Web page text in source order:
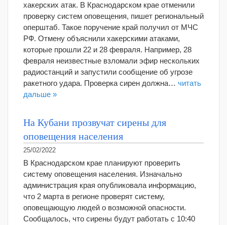
хакерских атак. В Краснодарском крае отменили
проверку систем оповещения, пишет региональный
оперштаб. Такое поручение край получил от МЧС
РФ. Отмену объяснили хакерскими атаками,
которые прошли 22 и 28 февраля. Например, 28
февраля неизвестные взломали эфир нескольких
радиостанций и запустили сообщение об угрозе
ракетного удара. Проверка сирен должна… читать
дальше »
На Кубани прозвучат сирены для
оповещения населения
25/02/2022
В Краснодарском крае планируют проверить
систему оповещения населения. Изначально
администрация края опубликовала информацию,
что 2 марта в регионе проверят систему,
оповещающую людей о возможной опасности.
Сообщалось, что сирены будут работать с 10:40